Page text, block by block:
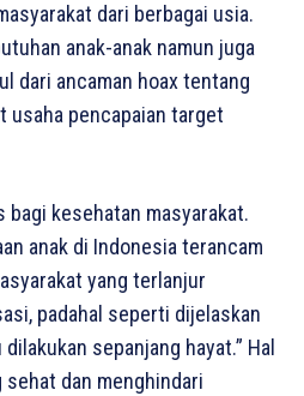
dari berbagai usia.
anak-anak namun juga
dari ancaman hoax tentang
usaha pencapaian target
kesehatan masyarakat.
anak di Indonesia terancam
yang terlanjur
padahal seperti dijelaskan
sepanjang hayat.” Hal
sehat dan menghindari